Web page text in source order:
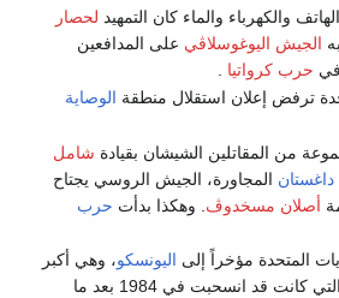
والكهرباء والماء كان التمهيد لحصار
الجيش اليوغوسلاڤي على المدافعين
حرب كرواتيا
ترفض إعلان استقلال منطقة الوصاية
من المقاتلين الشيشان بقيادة شامل
داغستان المجاورة، الجيش الروسي يجتاح
أصلان مسخدوڤ . وهكذا بدأت حرب
المتحدة مؤخراً إلى اليونسكو، وهي أكبر
المساهمين للمنظمة التي كانت قد انسحبت في 1984 بعد ما